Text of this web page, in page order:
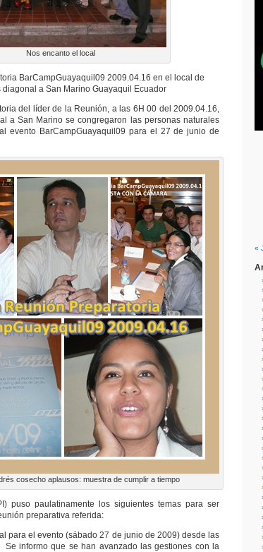
Nos encanto el local
BarCampGuayaquil09 2009.04.16 en el local de
diagonal a San Marino Guayaquil Ecuador
del líder de la Reunión, a las 6H 00 del 2009.04.16,
a San Marino se congregaron las personas naturales
evento BarCampGuayaquil09 para el 27 de junio de
cosecho aplausos: muestra de cumplir a tiempo
puso paulatinamente los siguientes temas para ser
preparativa referida:
el evento (sábado 27 de junio de 2009) desde las
informo que se han avanzado las gestiones con la
«